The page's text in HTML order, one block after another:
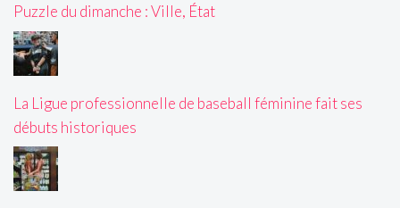
Puzzle du dimanche : Ville, État
La Ligue professionnelle de baseball féminine fait ses
débuts historiques